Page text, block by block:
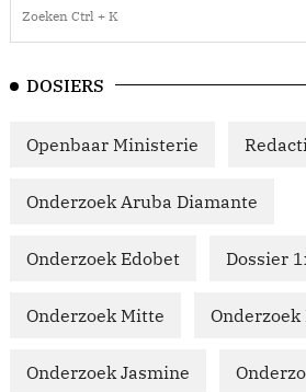
DOSIERS
Openbaar Ministerie
Onderzoek Aruba Diamante
Onderzoek Edobet Dossier
Onderzoek Mitte
Onderzoek Jasmine